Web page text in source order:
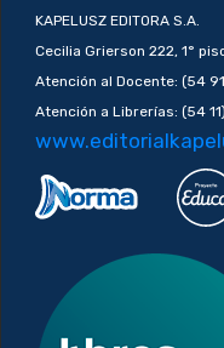
KAPELUSZ EDITORA S.A.
Cecilia Grierson 222, 1°
Atención al Docente: (54
Atención a Librerías: (54